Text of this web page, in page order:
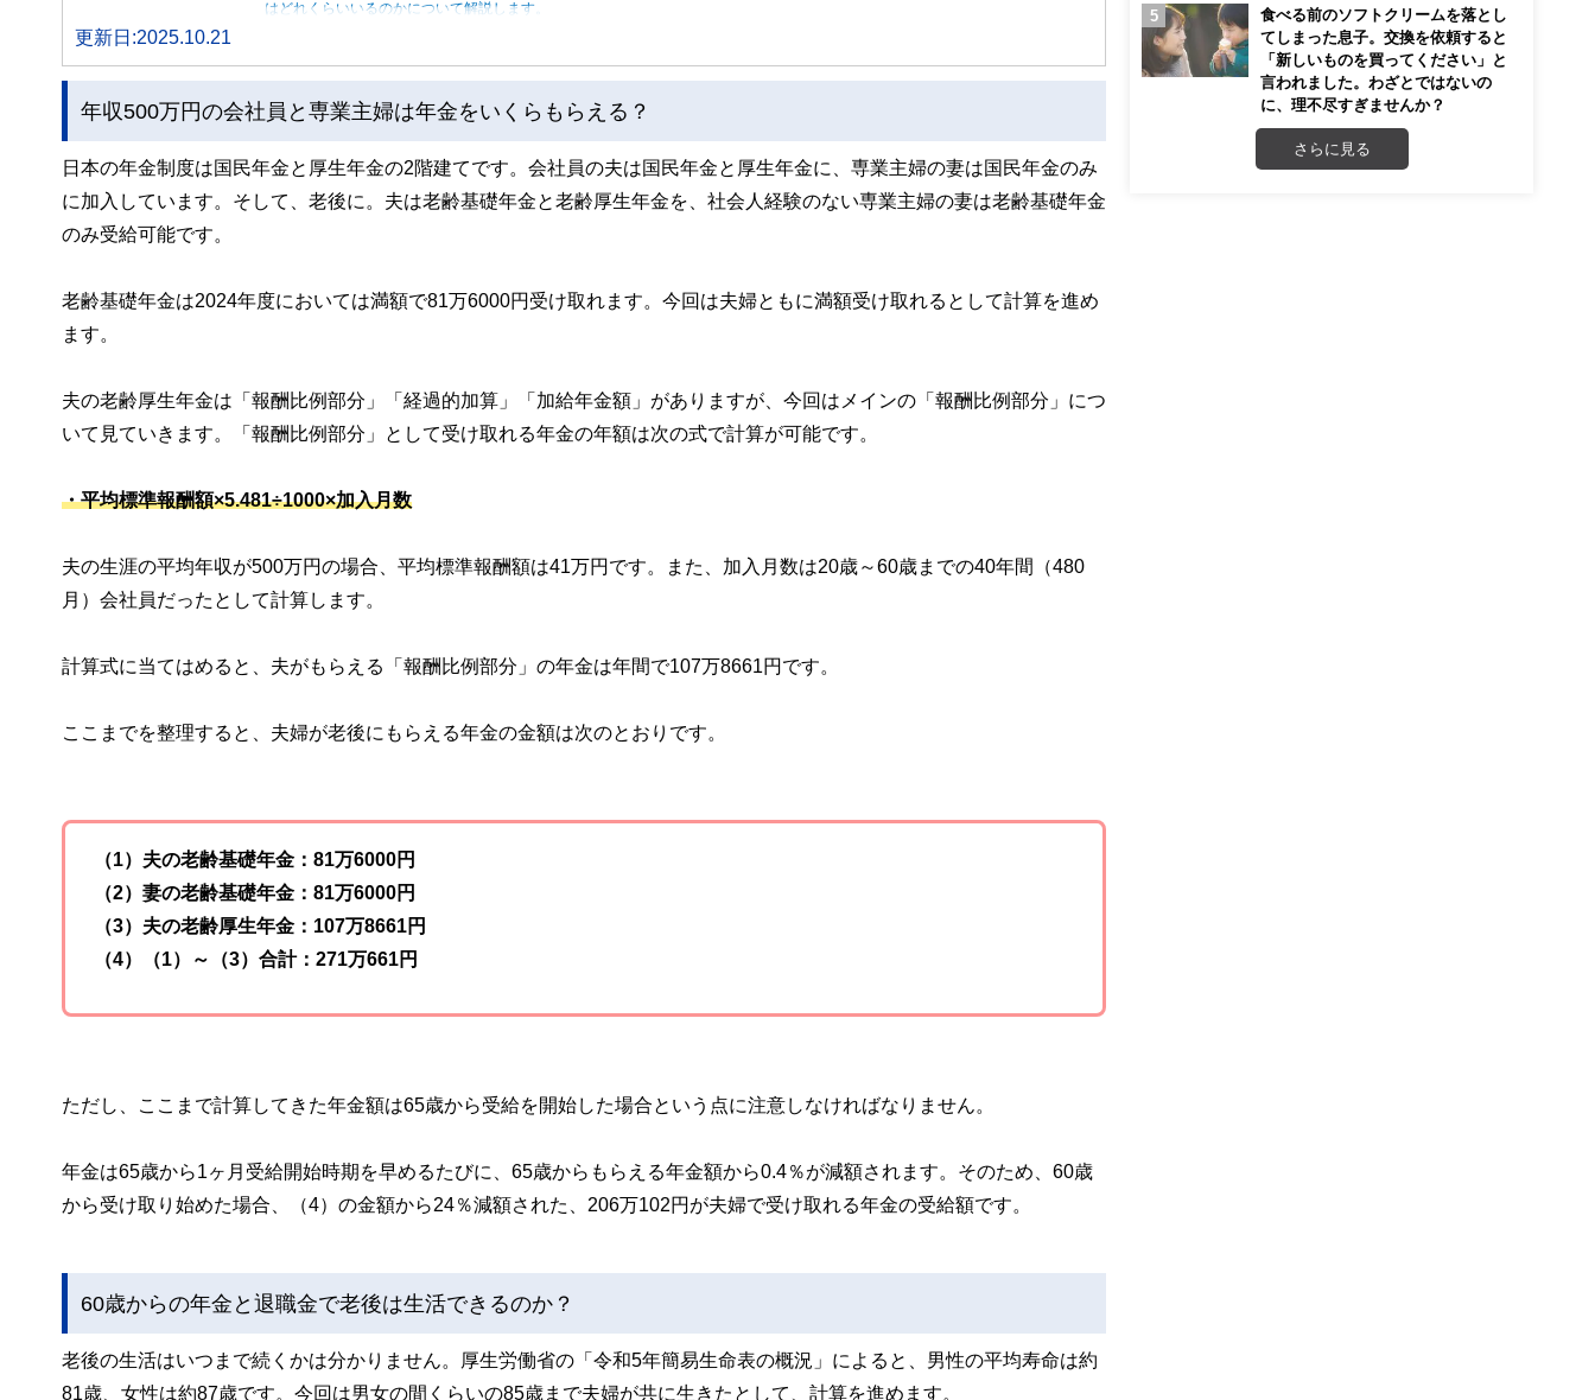
はどれくらいいるのかについて解説します。
更新日:2025.10.21
年収500万円の会社員と専業主婦は年金をいくらもらえる？
日本の年金制度は国民年金と厚生年金の2階建てです。会社員の夫は国民年金と厚生年金に、専業主婦の妻は国民年金のみ
に加入しています。そして、老後に。夫は老齢基礎年金と老齢厚生年金を、社会人経験のない専業主婦の妻は老齢基礎年金
のみ受給可能です。
老齢基礎年金は2024年度においては満額で81万6000円受け取れます。今回は夫婦ともに満額受け取れるとして計算を進め
ます。
夫の老齢厚生年金は「報酬比例部分」「経過的加算」「加給年金額」がありますが、今回はメインの「報酬比例部分」につ
いて見ていきます。「報酬比例部分」として受け取れる年金の年額は次の式で計算が可能です。
・平均標準報酬額×5.481÷1000×加入月数
夫の生涯の平均年収が500万円の場合、平均標準報酬額は41万円です。また、加入月数は20歳～60歳までの40年間（480
月）会社員だったとして計算します。
計算式に当てはめると、夫がもらえる「報酬比例部分」の年金は年間で107万8661円です。
ここまでを整理すると、夫婦が老後にもらえる年金の金額は次のとおりです。
（1）夫の老齢基礎年金：81万6000円
（2）妻の老齢基礎年金：81万6000円
（3）夫の老齢厚生年金：107万8661円
（4）（1）～（3）合計：271万661円
ただし、ここまで計算してきた年金額は65歳から受給を開始した場合という点に注意しなければなりません。
年金は65歳から1ヶ月受給開始時期を早めるたびに、65歳からもらえる年金額から0.4％が減額されます。そのため、60歳
から受け取り始めた場合、（4）の金額から24％減額された、206万102円が夫婦で受け取れる年金の受給額です。
60歳からの年金と退職金で老後は生活できるのか？
老後の生活はいつまで続くかは分かりません。厚生労働省の「令和5年簡易生命表の概況」によると、男性の平均寿命は約
81歳、女性は約87歳です。今回は男女の間くらいの85歳まで夫婦が共に生きたとして、計算を進めます。
食べる前のソフトクリームを落とし
てしまった息子。交換を依頼すると
「新しいものを買ってください」と
言われました。わざとではないの
に、理不尽すぎませんか？
さらに見る